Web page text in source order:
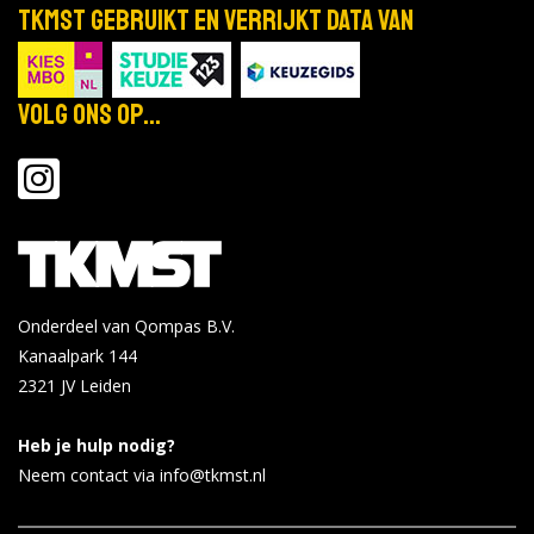
TKMST gebruikt en verrijkt data van
Volg ons op...
Onderdeel van Qompas B.V.
Kanaalpark 144
2321 JV Leiden
Heb je hulp nodig?
Neem contact via info@tkmst.nl